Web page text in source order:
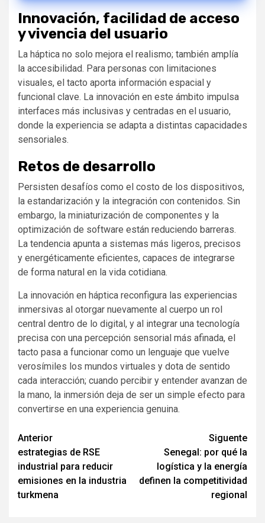
Innovación, facilidad de acceso
y vivencia del usuario
La háptica no solo mejora el realismo; también amplía
la accesibilidad. Para personas con limitaciones
visuales, el tacto aporta información espacial y
funcional clave. La innovación en este ámbito impulsa
interfaces más inclusivas y centradas en el usuario,
donde la experiencia se adapta a distintas capacidades
sensoriales.
Retos de desarrollo
Persisten desafíos como el costo de los dispositivos,
la estandarización y la integración con contenidos. Sin
embargo, la miniaturización de componentes y la
optimización de software están reduciendo barreras.
La tendencia apunta a sistemas más ligeros, precisos
y energéticamente eficientes, capaces de integrarse
de forma natural en la vida cotidiana.
La innovación en háptica reconfigura las experiencias
inmersivas al otorgar nuevamente al cuerpo un rol
central dentro de lo digital, y al integrar una tecnología
precisa con una percepción sensorial más afinada, el
tacto pasa a funcionar como un lenguaje que vuelve
verosímiles los mundos virtuales y dota de sentido
cada interacción; cuando percibir y entender avanzan de
la mano, la inmersión deja de ser un simple efecto para
convertirse en una experiencia genuina.
Navegación
de
entradas
Anterior
estrategias de RSE
industrial para reducir
emisiones en la industria
turkmena
Siguente
Senegal: por qué la
logística y la energía
definen la competitividad
regional